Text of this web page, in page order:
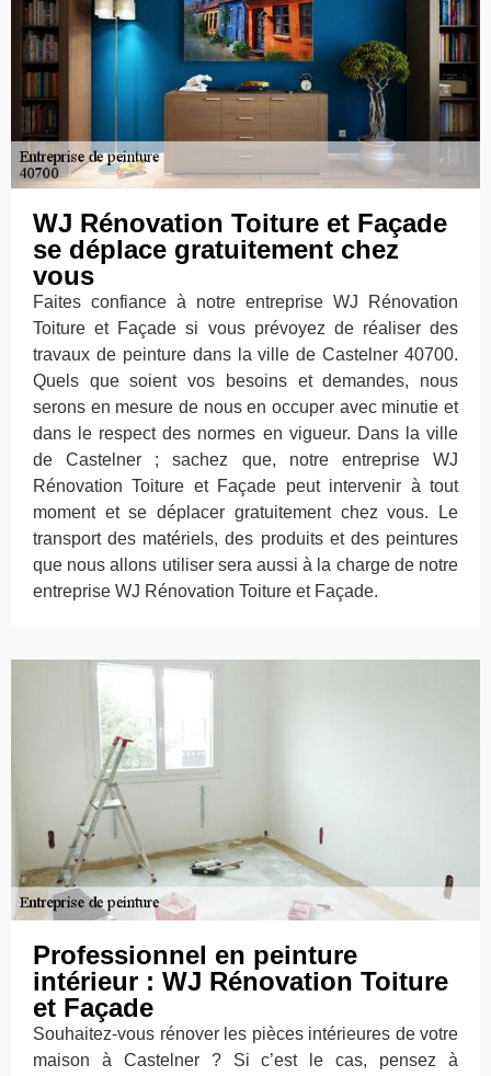
WJ Rénovation Toiture et Façade
se déplace gratuitement chez
vous
Faites confiance à notre entreprise WJ Rénovation
Toiture et Façade si vous prévoyez de réaliser des
travaux de peinture dans la ville de Castelner 40700.
Quels que soient vos besoins et demandes, nous
serons en mesure de nous en occuper avec minutie et
dans le respect des normes en vigueur. Dans la ville
de Castelner ; sachez que, notre entreprise WJ
Rénovation Toiture et Façade peut intervenir à tout
moment et se déplacer gratuitement chez vous. Le
transport des matériels, des produits et des peintures
que nous allons utiliser sera aussi à la charge de notre
entreprise WJ Rénovation Toiture et Façade.
Professionnel en peinture
intérieur : WJ Rénovation Toiture
et Façade
Souhaitez-vous rénover les pièces intérieures de votre
maison à Castelner ? Si c’est le cas, pensez à